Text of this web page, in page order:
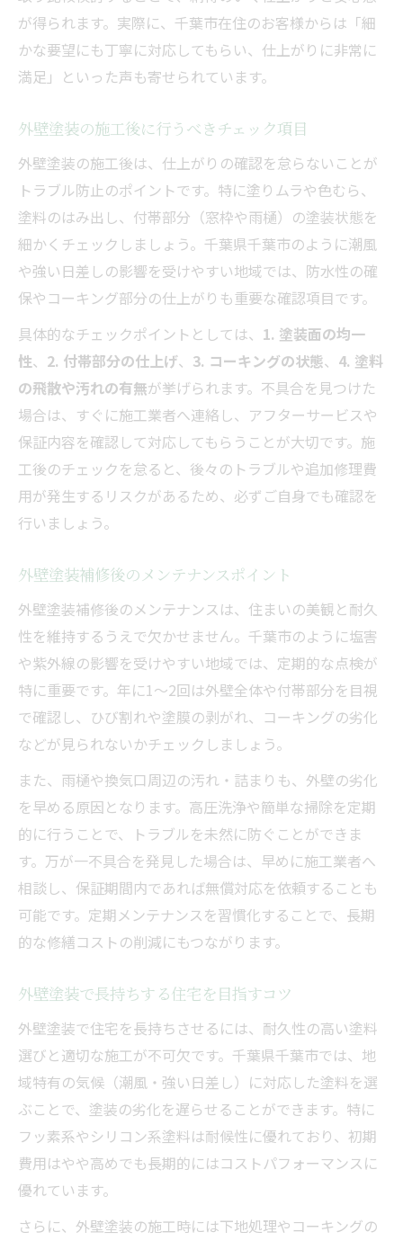
が得られます。実際に、千葉市在住のお客様からは「細
かな要望にも丁寧に対応してもらい、仕上がりに非常に
満足」といった声も寄せられています。
外壁塗装の施工後に行うべきチェック項目
外壁塗装の施工後は、仕上がりの確認を怠らないことが
トラブル防止のポイントです。特に塗りムラや色むら、
塗料のはみ出し、付帯部分（窓枠や雨樋）の塗装状態を
細かくチェックしましょう。千葉県千葉市のように潮風
や強い日差しの影響を受けやすい地域では、防水性の確
保やコーキング部分の仕上がりも重要な確認項目です。
具体的なチェックポイントとしては、 1. 塗装面の均一
性、 2. 付帯部分の仕上げ、 3. コーキングの状態、 4. 塗料
の飛散や汚れの有無が挙げられます。不具合を見つけた
場合は、すぐに施工業者へ連絡し、アフターサービスや
保証内容を確認して対応してもらうことが大切です。施
工後のチェックを怠ると、後々のトラブルや追加修理費
用が発生するリスクがあるため、必ずご自身でも確認を
行いましょう。
外壁塗装補修後のメンテナンスポイント
外壁塗装補修後のメンテナンスは、住まいの美観と耐久
性を維持するうえで欠かせません。千葉市のように塩害
や紫外線の影響を受けやすい地域では、定期的な点検が
特に重要です。年に1～2回は外壁全体や付帯部分を目視
で確認し、ひび割れや塗膜の剥がれ、コーキングの劣化
などが見られないかチェックしましょう。
また、雨樋や換気口周辺の汚れ・詰まりも、外壁の劣化
を早める原因となります。高圧洗浄や簡単な掃除を定期
的に行うことで、トラブルを未然に防ぐことができま
す。万が一不具合を発見した場合は、早めに施工業者へ
相談し、保証期間内であれば無償対応を依頼することも
可能です。定期メンテナンスを習慣化することで、長期
的な修繕コストの削減にもつながります。
外壁塗装で長持ちする住宅を目指すコツ
外壁塗装で住宅を長持ちさせるには、耐久性の高い塗料
選びと適切な施工が不可欠です。千葉県千葉市では、地
域特有の気候（潮風・強い日差し）に対応した塗料を選
ぶことで、塗装の劣化を遅らせることができます。特に
フッ素系やシリコン系塗料は耐候性に優れており、初期
費用はやや高めでも長期的にはコストパフォーマンスに
優れています。
さらに、外壁塗装の施工時には下地処理やコーキングの